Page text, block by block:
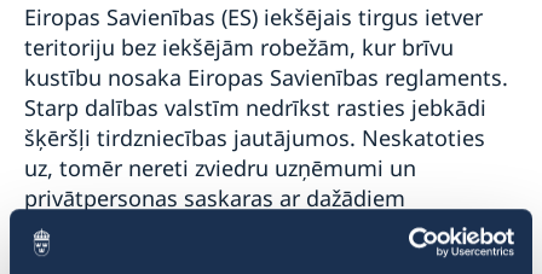
Eiropas Savienības (ES) iekšējais tirgus ietver
teritoriju bez iekšējām robežām, kur brīvu
kustību nosaka Eiropas Savienības reglaments.
Starp dalības valstīm nedrīkst rasties jebkādi
šķēršļi tirdzniecības jautājumos. Neskatoties
uz, tomēr nereti zviedru uzņēmumi un
privātpersonas saskaras ar dažādiem
šķēršļiem. Ar šķēršļiem tirdzniecības
jautājumos ir domāti visa veida varas iestāžu